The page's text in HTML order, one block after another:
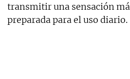
transmitir una sensación
preparada para el uso diario.